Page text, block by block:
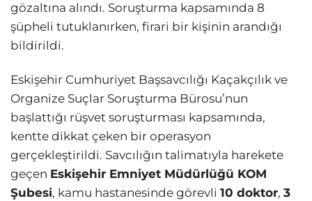
gözaltına alındı. Soruşturma kapsamında 8
şüpheli tutuklanırken, firari bir kişinin arandığı
bildirildi.
Eskişehir Cumhuriyet Başsavcılığı Kaçakçılık ve
Organize Suçlar Soruşturma Bürosu’nun
başlattığı rüşvet soruşturması kapsamında,
kentte dikkat çeken bir operasyon
gerçekleştirildi. Savcılığın talimatıyla harekete
geçen Eskişehir Emniyet Müdürlüğü KOM
Şubesi, kamu hastanesinde görevli 10 doktor, 3